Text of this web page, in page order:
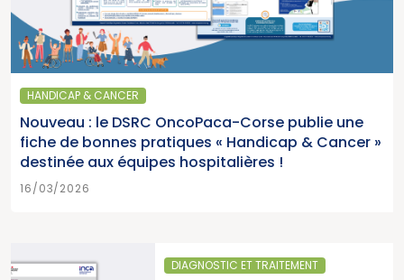
HANDICAP & CANCER
Nouveau : le DSRC OncoPaca-Corse publie une
fiche de bonnes pratiques « Handicap & Cancer »
destinée aux équipes hospitalières !
16/03/2026
DIAGNOSTIC ET TRAITEMENT